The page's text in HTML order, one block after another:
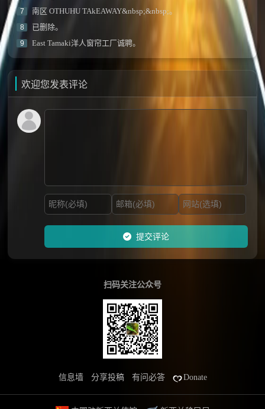
7 南区 OTHUHU TAkEAWAY&nbsp;&nbsp;。
8 已删除。
9 East Tamaki洋人窗帘工厂诚聘。
欢迎您发表评论
提交评论
扫码关注公众号
信息墙 分享投稿 有问必答 Donate